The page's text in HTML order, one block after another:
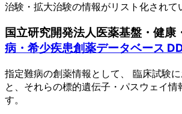
治験・拡大治験の情報がリスト化されて
国立研究開発法人医薬基盤・健康
病・希少疾患創薬データベース
指定難病の創薬情報として、 臨床試験
と、それらの標的遺伝子・パスウェイ情
す。